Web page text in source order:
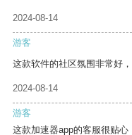
2024-08-14
游客
这款软件的社区氛围非常好
2024-08-14
游客
这款加速器app的客服很贴